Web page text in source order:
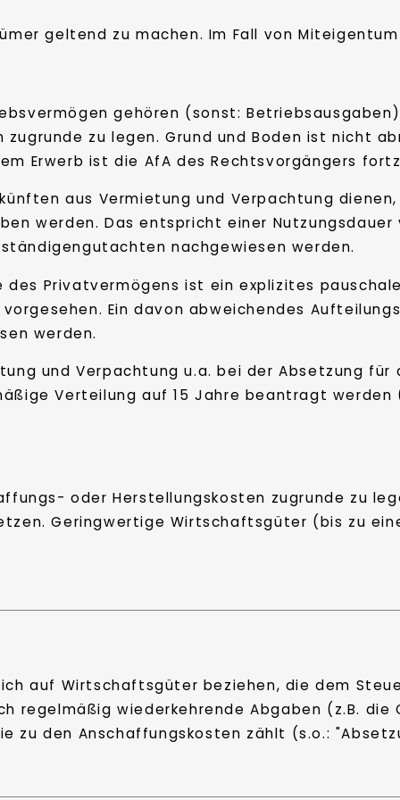
geltend zu machen. Im Fall von
gehören (sonst:
zu legen. Grund und Boden ist nicht
Erwerb ist die AfA des Rechtsvorgängers
aus Vermietung und Verpachtung
werden. Das entspricht einer Nutzungsdauer
nachgewiesen werden.
Privatvermögens ist ein explizites
Ein davon abweichendes
werden.
und Verpachtung u.a. bei der Absetzung
Verteilung auf 15 Jahre beantragt werden
oder Herstellungskosten zugrunde zu
Geringwertige Wirtschaftsgüter (bis zu
auf Wirtschaftsgüter beziehen, die dem
regelmäßig wiederkehrende Abgaben (z.B.
zu den Anschaffungskosten zählt (s.o.: